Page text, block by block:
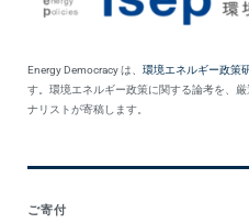
Energy Democracy は、 環境エネルギー政策
す。環境エネルギー政策に関する論考を、
ナリストが寄稿します。
ご寄付